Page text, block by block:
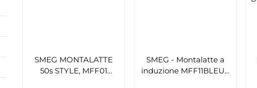
SMEG MONTALATTE
50s STYLE, MFF01
SMEG - Montalatte a
induzione MFF11BLEU -